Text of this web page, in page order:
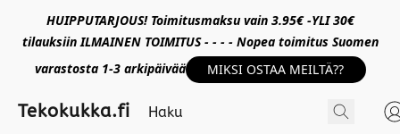
HUIPPUTARJOUS! Toimitusmaksu vain 3.95€ -YLI 30€
tilauksiin ILMAINEN TOIMITUS - - - - Nopea toimitus Suomen
varastosta 1-3 arkipäivää
MIKSI OSTAA MEILTÄ??
Tekokukka.fi